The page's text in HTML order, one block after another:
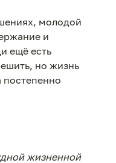
молодой
и
ещё есть
но жизнь
жизненной